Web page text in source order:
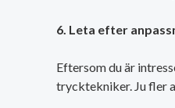
6. Leta efter
Eftersom du är
trycktekniker. Ju fler